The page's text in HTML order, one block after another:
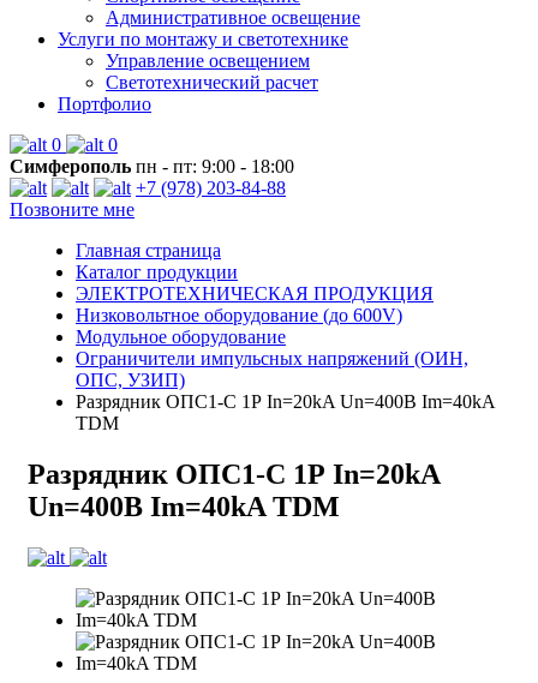
Административное освещение
Услуги по монтажу и светотехнике
Управление освещением
Светотехнический расчет
Портфолио
0
0
Симферополь пн - пт: 9:00 - 18:00
+7 (978) 203-84-88
Позвоните мне
Главная страница
Каталог продукции
ЭЛЕКТРОТЕХНИЧЕСКАЯ ПРОДУКЦИЯ
Низковольтное оборудование (до 600V)
Модульное оборудование
Ограничители импульсных напряжений (ОИН,
ОПС, УЗИП)
Разрядник ОПС1-C 1Р In=20kA Un=400B Im=40kA
TDM
Разрядник ОПС1-C 1Р In=20kA
Un=400B Im=40kA TDM